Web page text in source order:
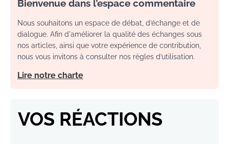
Nous souhaitons un espace de débat, d’échange et de
dialogue. Afin d'améliorer la qualité des échanges sous
nos articles, ainsi que votre expérience de contribution,
nous vous invitons à consulter nos règles d’utilisation.
Lire notre charte
VOS RÉACTIONS